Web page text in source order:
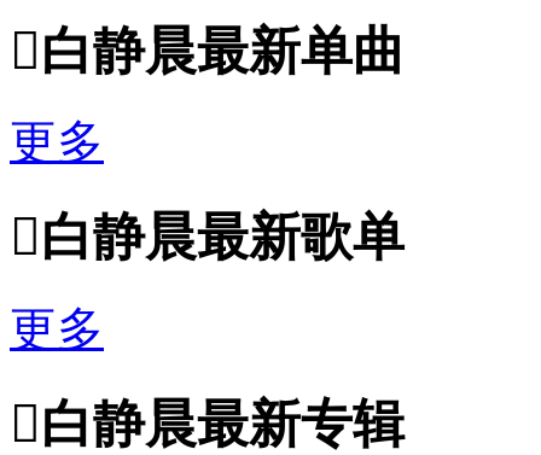
白静晨最新单曲
更多
白静晨最新歌单
更多
白静晨最新专辑